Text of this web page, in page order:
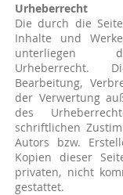
Urheberrecht
Die durch die
Inhalte und
unterliegen
Urheberrecht.
Bearbeitung,
der Verwertung
des
schriftlichen
Autors bzw.
Kopien dieser
privaten, nicht
gestattet.